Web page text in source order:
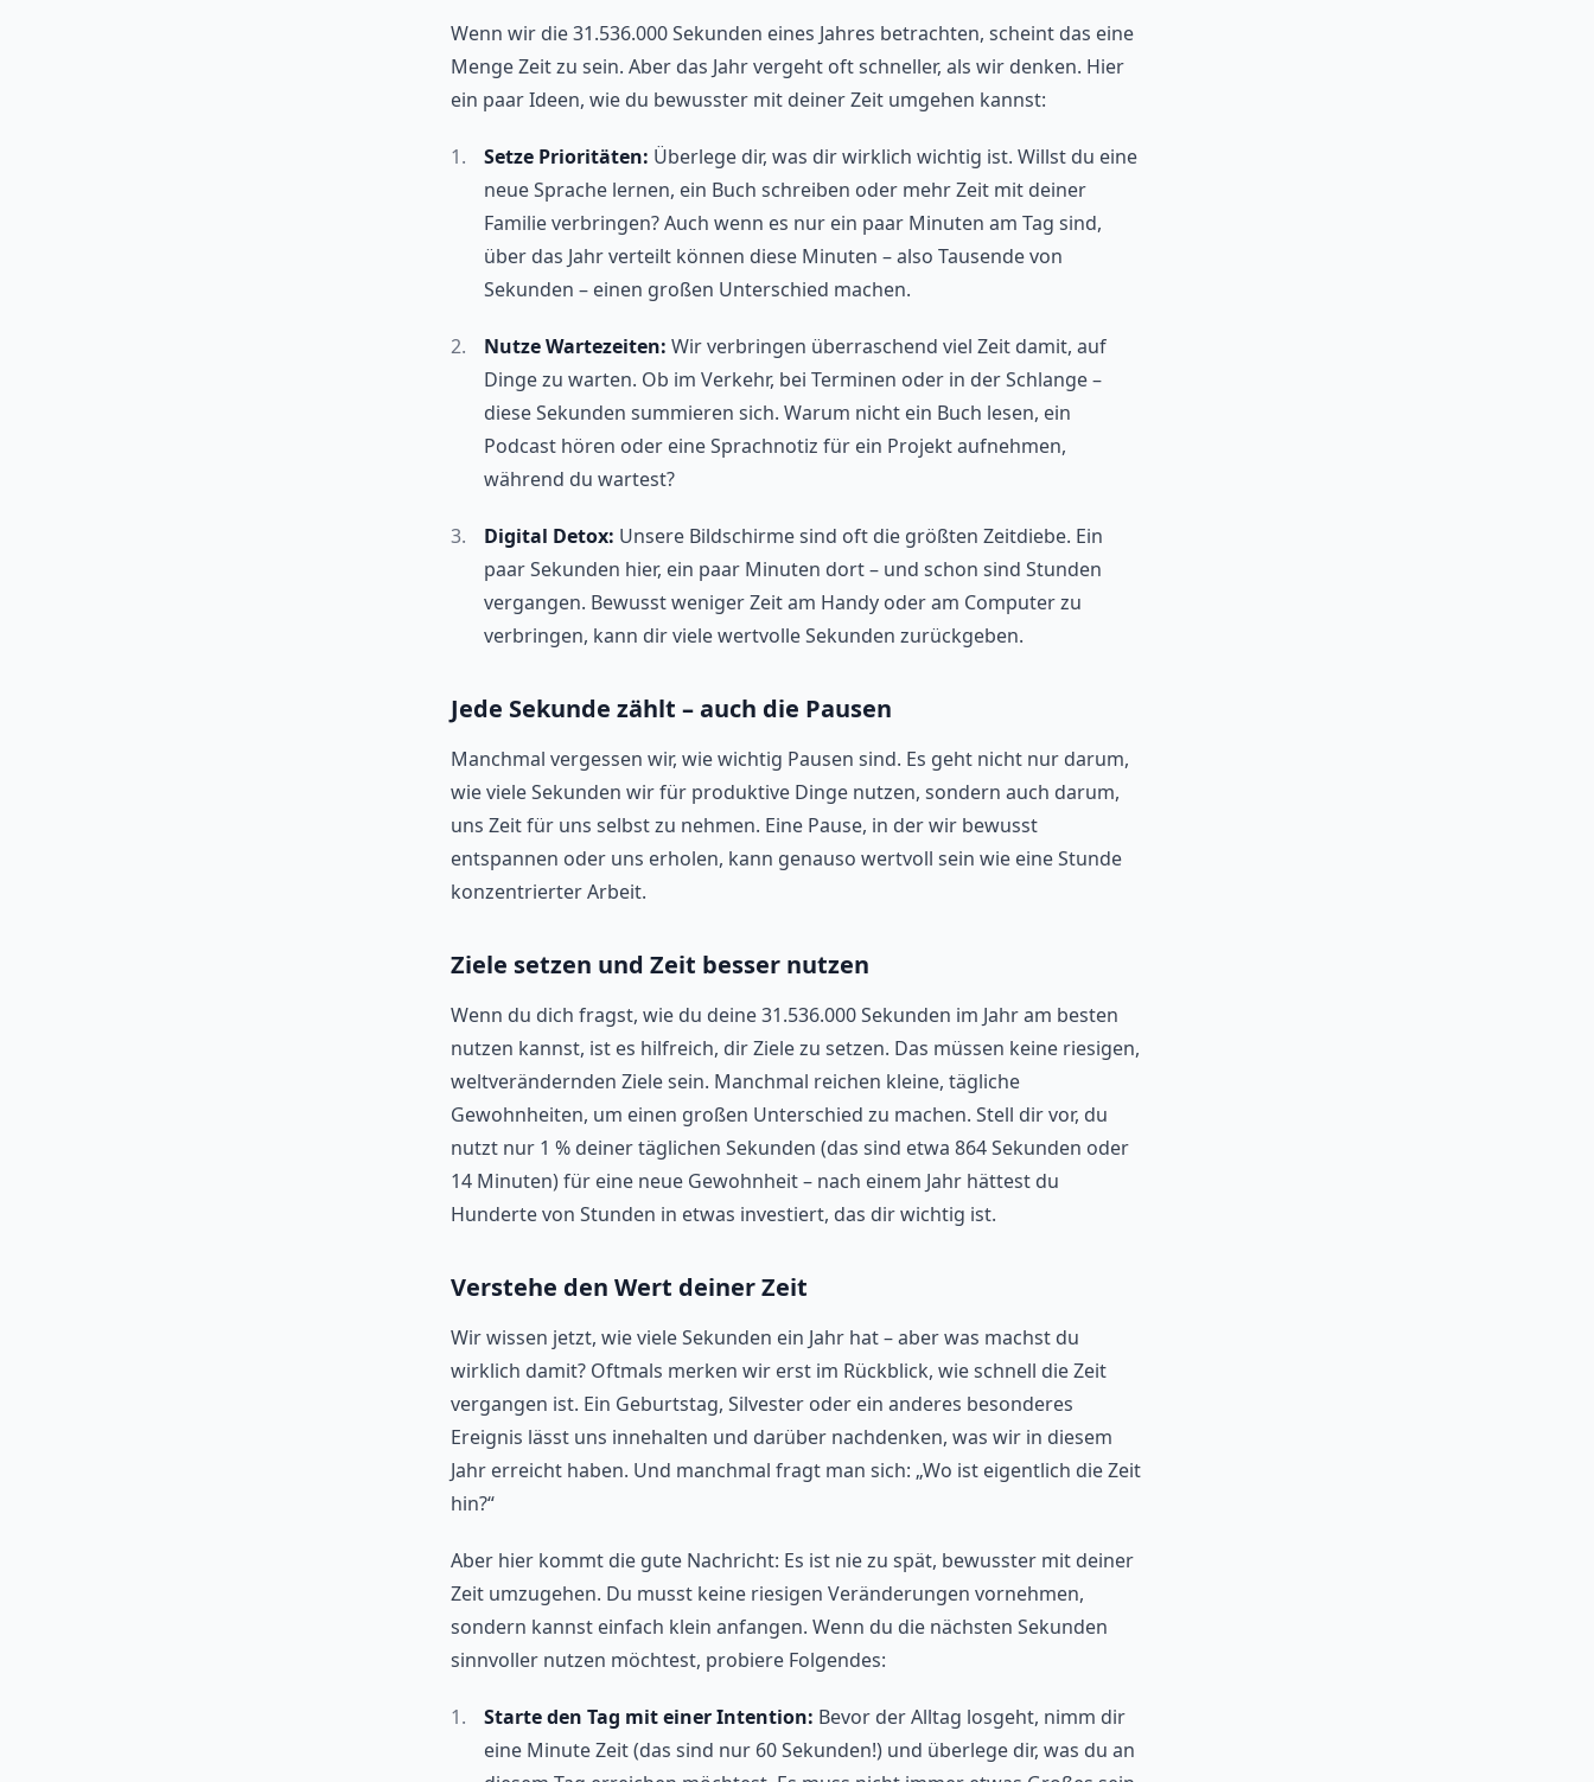
Wenn wir die 31.536.000 Sekunden eines Jahres betrachten, scheint das eine
Menge Zeit zu sein. Aber das Jahr vergeht oft schneller, als wir denken. Hier
ein paar Ideen, wie du bewusster mit deiner Zeit umgehen kannst:
Setze Prioritäten: Überlege dir, was dir wirklich wichtig ist. Willst du eine
neue Sprache lernen, ein Buch schreiben oder mehr Zeit mit deiner
Familie verbringen? Auch wenn es nur ein paar Minuten am Tag sind,
über das Jahr verteilt können diese Minuten – also Tausende von
Sekunden – einen großen Unterschied machen.
Nutze Wartezeiten: Wir verbringen überraschend viel Zeit damit, auf
Dinge zu warten. Ob im Verkehr, bei Terminen oder in der Schlange –
diese Sekunden summieren sich. Warum nicht ein Buch lesen, ein
Podcast hören oder eine Sprachnotiz für ein Projekt aufnehmen,
während du wartest?
Digital Detox: Unsere Bildschirme sind oft die größten Zeitdiebe. Ein
paar Sekunden hier, ein paar Minuten dort – und schon sind Stunden
vergangen. Bewusst weniger Zeit am Handy oder am Computer zu
verbringen, kann dir viele wertvolle Sekunden zurückgeben.
Jede Sekunde zählt – auch die Pausen
Manchmal vergessen wir, wie wichtig Pausen sind. Es geht nicht nur darum,
wie viele Sekunden wir für produktive Dinge nutzen, sondern auch darum,
uns Zeit für uns selbst zu nehmen. Eine Pause, in der wir bewusst
entspannen oder uns erholen, kann genauso wertvoll sein wie eine Stunde
konzentrierter Arbeit.
Ziele setzen und Zeit besser nutzen
Wenn du dich fragst, wie du deine 31.536.000 Sekunden im Jahr am besten
nutzen kannst, ist es hilfreich, dir Ziele zu setzen. Das müssen keine riesigen,
weltverändernden Ziele sein. Manchmal reichen kleine, tägliche
Gewohnheiten, um einen großen Unterschied zu machen. Stell dir vor, du
nutzt nur 1 % deiner täglichen Sekunden (das sind etwa 864 Sekunden oder
14 Minuten) für eine neue Gewohnheit – nach einem Jahr hättest du
Hunderte von Stunden in etwas investiert, das dir wichtig ist.
Verstehe den Wert deiner Zeit
Wir wissen jetzt, wie viele Sekunden ein Jahr hat – aber was machst du
wirklich damit? Oftmals merken wir erst im Rückblick, wie schnell die Zeit
vergangen ist. Ein Geburtstag, Silvester oder ein anderes besonderes
Ereignis lässt uns innehalten und darüber nachdenken, was wir in diesem
Jahr erreicht haben. Und manchmal fragt man sich: „Wo ist eigentlich die Zeit
hin?“
Aber hier kommt die gute Nachricht: Es ist nie zu spät, bewusster mit deiner
Zeit umzugehen. Du musst keine riesigen Veränderungen vornehmen,
sondern kannst einfach klein anfangen. Wenn du die nächsten Sekunden
sinnvoller nutzen möchtest, probiere Folgendes:
Starte den Tag mit einer Intention: Bevor der Alltag losgeht, nimm dir
eine Minute Zeit (das sind nur 60 Sekunden!) und überlege dir, was du an